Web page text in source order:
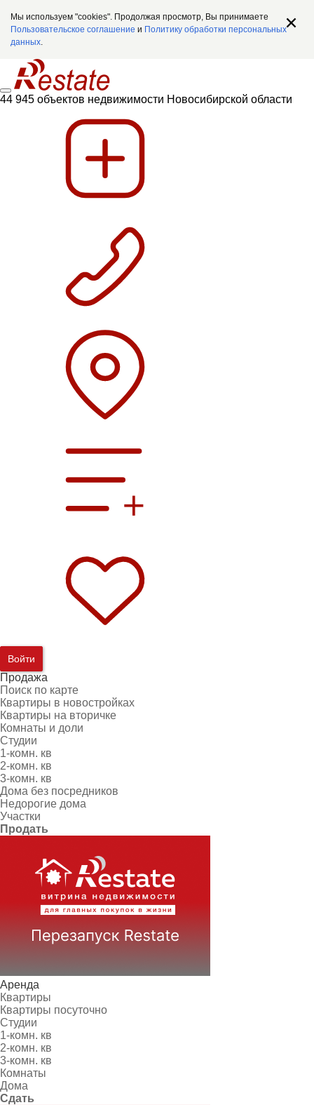
Мы используем "cookies". Продолжая просмотр, Вы принимаете
Пользовательское соглашение и Политику обработки персональных
данных.
44 945 объектов недвижимости Новосибирской области
Войти
Продажа
Поиск по карте
Квартиры в новостройках
Квартиры на вторичке
Комнаты и доли
Студии
1-комн. кв
2-комн. кв
3-комн. кв
Дома без посредников
Недорогие дома
Участки
Продать
Аренда
Квартиры
Квартиры посуточно
Студии
1-комн. кв
2-комн. кв
3-комн. кв
Комнаты
Дома
Сдать